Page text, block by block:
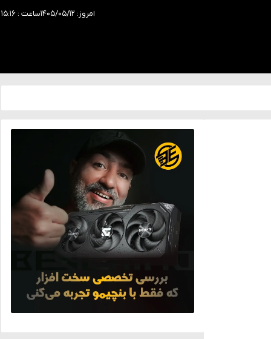
امروز: ۱۴۰۵/۰۵/۱۲ ساعت : ۱۵:۱۶